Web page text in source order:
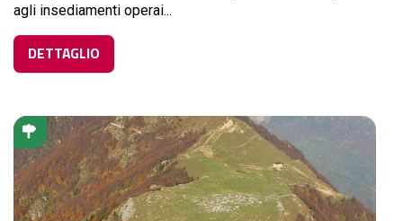
agli insediamenti operai...
DETTAGLIO